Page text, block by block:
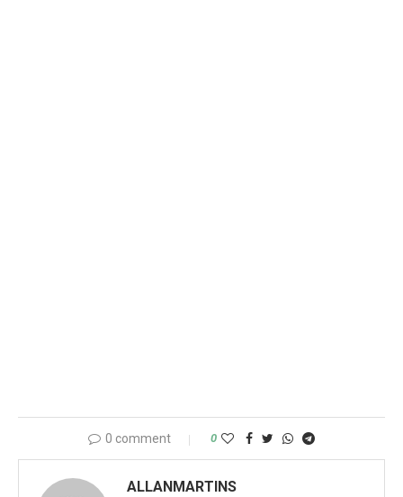
0 comment 0
ALLANMARTINS